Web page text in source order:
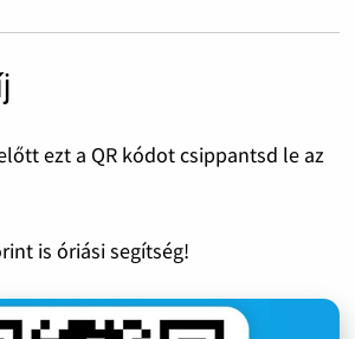
ezt a QR kódot csippantsd le az
is óriási segítség!